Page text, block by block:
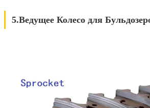
5.Ведущее Колесо для